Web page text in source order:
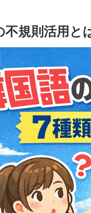
不規則活用と